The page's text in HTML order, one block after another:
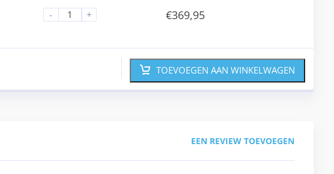
-
+ €369,95
TOEVOEGEN AAN WINKELWAGEN
EEN REVIEW TOEVOEGEN